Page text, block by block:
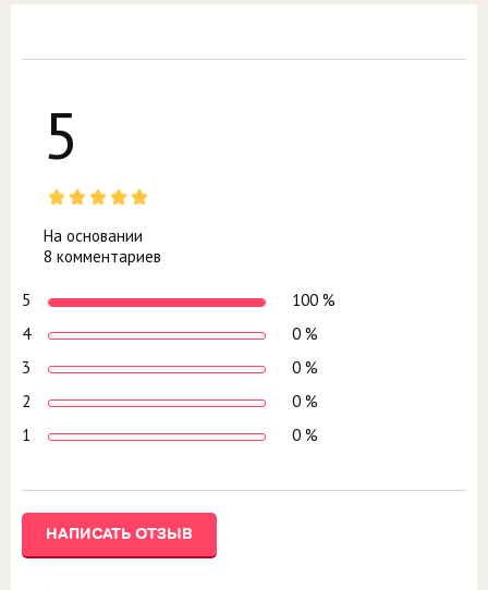
5
На основании
8 комментариев
5
100 %
4
0 %
3
0 %
2
0 %
1
0 %
НАПИСАТЬ ОТЗЫВ